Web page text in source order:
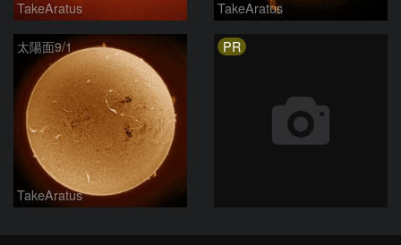
TakeAratus TakeAratus
太陽面9/1
TakeAratus
PR